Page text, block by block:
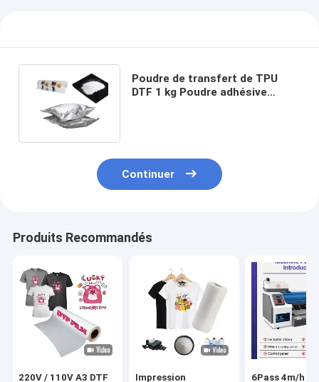
Poudre de transfert de TPU
DTF 1 kg Poudre adhésive
Continuer
Produits Recommandés
220V / 110V A3 DTF Impression 6Pass 4m/h